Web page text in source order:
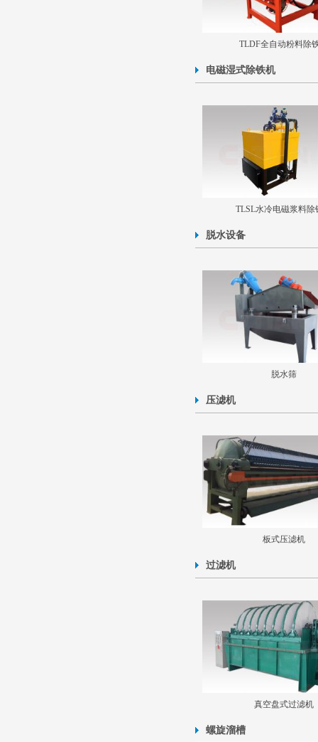
TLDF全自动粉料除
电磁湿式除铁机
TLSL水冷电磁浆料除
脱水设备
脱水筛
压滤机
板式压滤机
过滤机
真空盘式过滤机
螺旋溜槽